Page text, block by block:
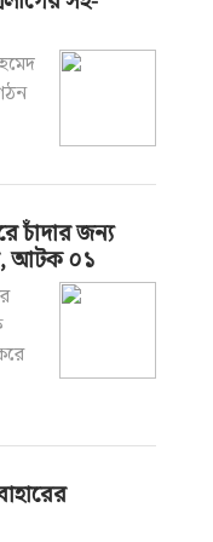
চাঁদার জন্য
আটক ০১